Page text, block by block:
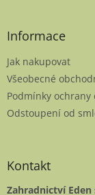
Informace
Jak nakupovat
Všeobecné
Podmínky
Odstoupení od
Kontakt
Zahradnictví Eden